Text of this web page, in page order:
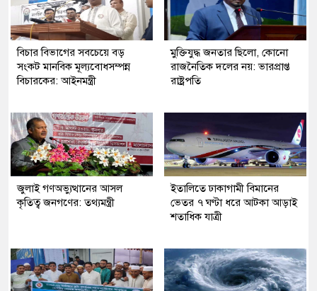
বিচার বিভাগের সবচেয়ে বড়
সংকট মানবিক মূল্যবোধসম্পন্ন
বিচারকের: আইনমন্ত্রী
মুক্তিযুদ্ধ জনতার ছিলো, কোনো
রাজনৈতিক দলের নয়: ভারপ্রাপ্ত
রাষ্ট্রপতি
জুলাই গণঅভ্যুত্থানের আসল
কৃতিত্ব জনগণের: তথ্যমন্ত্রী
ইতালিতে ঢাকাগামী বিমানের
ভেতর ৭ ঘণ্টা ধরে আটকা আড়াই
শতাধিক যাত্রী